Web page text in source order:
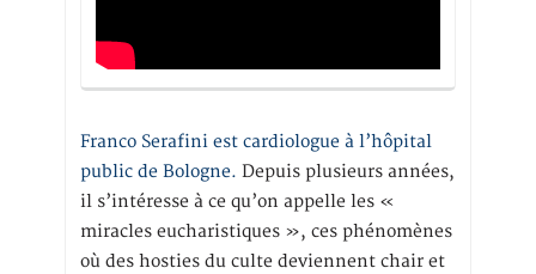
Franco Serafini est cardiologue à l’hôpital
public de Bologne. Depuis plusieurs années,
il s’intéresse à ce qu’on appelle les «
miracles eucharistiques », ces phénomènes
où des hosties du culte deviennent chair et